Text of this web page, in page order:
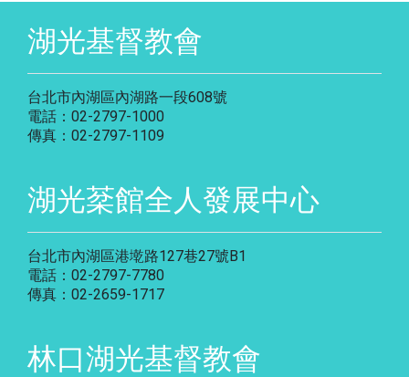
湖光基督教會
台北市內湖區內湖路一段608號
電話：02-2797-1000
傳真：02-2797-1109
湖光棻館全人發展中心
台北市內湖區港墘路127巷27號B1
電話：02-2797-7780
傳真：02-2659-1717
林口湖光基督教會